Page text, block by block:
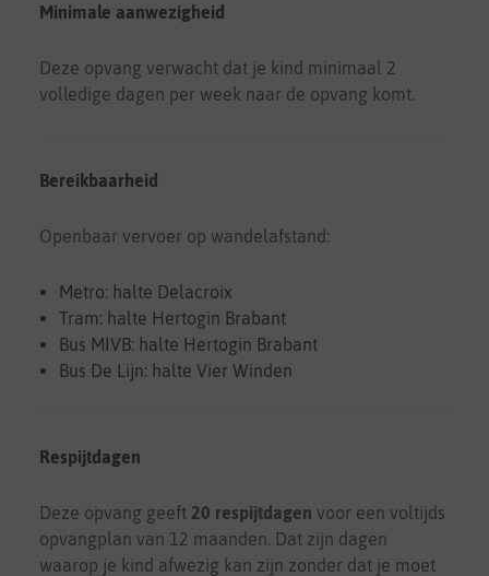
Minimale aanwezigheid
Deze opvang verwacht dat je kind minimaal 2
volledige dagen per week naar de opvang komt.
Bereikbaarheid
Openbaar vervoer op wandelafstand:
Metro: halte Delacroix
Tram: halte Hertogin Brabant
Bus MIVB: halte Hertogin Brabant
Bus De Lijn: halte Vier Winden
Respijtdagen
Deze opvang geeft 20 respijtdagen voor een voltijds
opvangplan van 12 maanden. Dat zijn dagen
waarop je kind afwezig kan zijn zonder dat je moet